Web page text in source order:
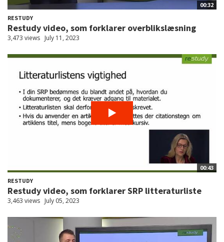
00:32
RESTUDY
Restudy video, som forklarer overblikslæsning
3,473 views July 11, 2023
00:43
RESTUDY
Restudy video, som forklarer SRP litteraturliste
3,463 views July 05, 2023